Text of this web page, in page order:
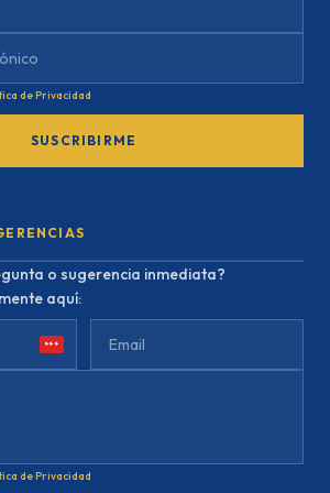
de Privacidad
SUSCRIBIRME
o sugerencia inmediata?
aquí:
***
de Privacidad